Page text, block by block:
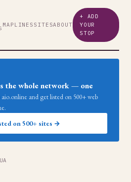
MAP LINES SITESABOUT
+ ADD
YOUR
STOP
the whole network — one
and get listed on 500+ web
on 500+ sites →